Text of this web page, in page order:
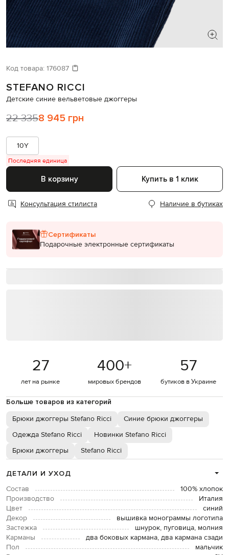
Код товара: 176087
STEFANO RICCI
Детские синие вельветовые джоггеры
22 3358 945 грн
10Y
Последняя единица
В корзину Купить в 1 клик
Консультация стилиста Наличие в бутиках
Сертификаты
Подарочные электронные сертификаты
27
лет на рынке
400+
мировых брендов
57
бутиков в Украине
Больше товаров из категорий
Брюки джоггеры Stefano Ricci
Синие брюки джоггеры
Одежда Stefano Ricci
Новинки Stefano Ricci
Брюки джоггеры
Stefano Ricci
ДЕТАЛИ И УХОД
Состав
100% хлопок
Производство
Италия
Цвет
синий
Декор
вышивка монограммы логотипа
Застежка
шнурок, пуговица, молния
Карманы
два боковых кармана, два кармана сзади
Пол
мальчик